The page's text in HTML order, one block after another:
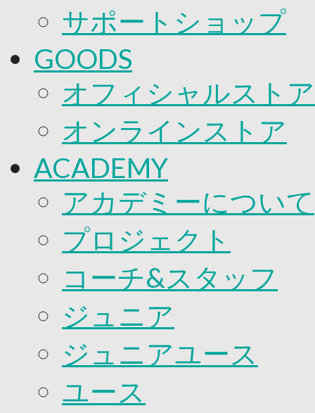
サポートショップ
GOODS
オフィシャルスト
オンラインストア
ACADEMY
アカデミーについて
プロジェクト
コーチ&スタッフ
ジュニア
ジュニアユース
ユース